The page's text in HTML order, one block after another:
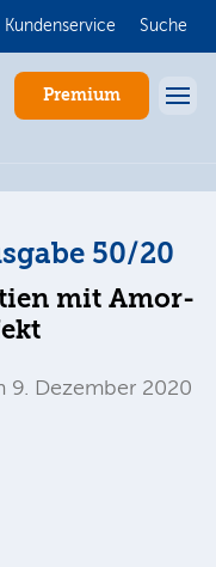
Kundenservice Suche
Premium
50/20
mit Amor-
9. Dezember 2020